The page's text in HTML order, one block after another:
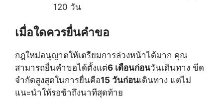
120 วัน
เมื่อใดควรยื่นคำขอ
กฎใหม่อนุญาตให้เตรียมการล่วงหน้าได้มาก คุณ
สามารถยื่นคำขอได้ตั้งแต่6 เดือนก่อนวันเดินทาง ขีด
จำกัดสูงสุดในการยื่นคือ15 วันก่อนเดินทาง แต่ไม่
แนะนำให้รอช้าถึงนาทีสุดท้าย